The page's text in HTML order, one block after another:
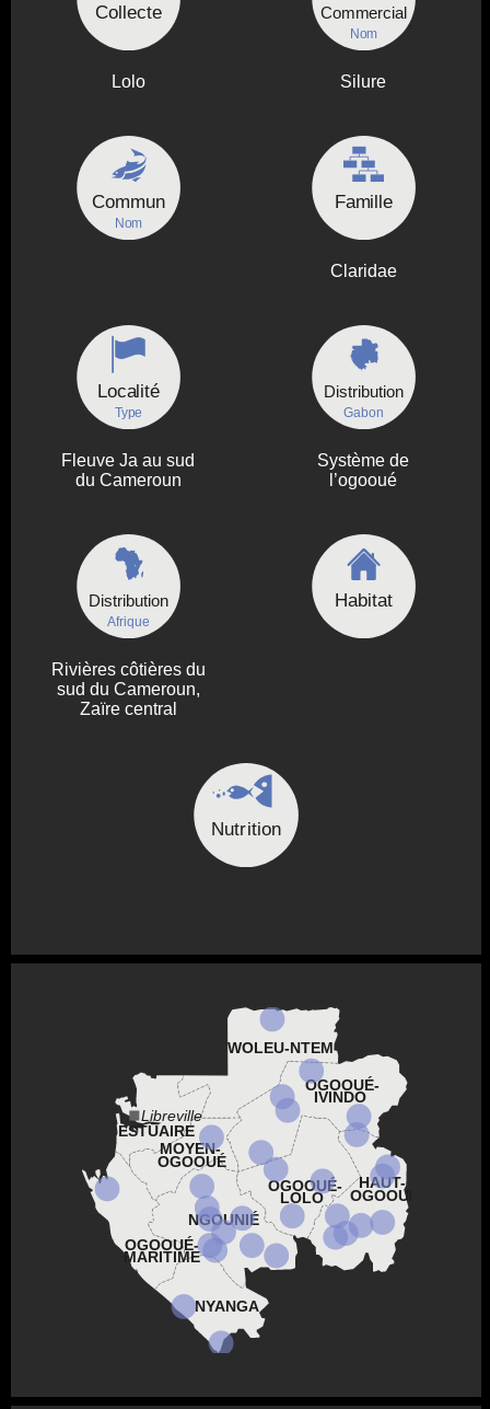
Collecte
Lolo
Commercial
Nom
Silure
Commun
Nom
Famille
Claridae
Localité
Type
Fleuve Ja au sud
du Cameroun
Distribution
Gabon
Système de
l’ogooué
Distribution
Afrique
Rivières côtières du
sud du Cameroun,
Zaïre central
Habitat
Nutrition
NYANGA
OGOOUÉ-
MARITIME
NGOUNIÉ
OGOOUÉ-
LOLO
HAUT-
OGOOUÉ
MOYEN-
OGOOUÉ
ESTUAIRE
OGOOUÉ-
IVINDO
WOLEU-NTEM
Libreville